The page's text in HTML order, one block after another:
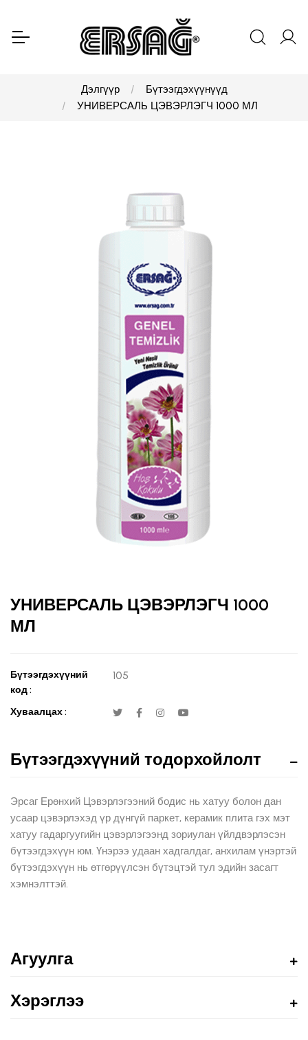
Дэлгүүр
Бүтээгдэхүүнүүд
УНИВЕРСАЛЬ ЦЭВЭРЛЭГЧ 1000 МЛ
УНИВЕРСАЛЬ ЦЭВЭРЛЭГЧ 1000
МЛ
Бүтээгдэхүүний
код :
105
Хуваалцах :
Бүтээгдэхүүний тодорхойлолт
Эрсаг Ерөнхий Цэвэрлэгээний бодис нь хатуу болон дан
усаар цэвэрлэхэд үр дүнгүй паркет, керамик плита гэх мэт
хатуу гадаргуугийн цэвэрлэгээнд зориулан үйлдвэрлэсэн
бүтээгдэхүүн юм. Үнэрээ удаан хадгалдаг, анхилам үнэртэй
бүтээгдэхүүн нь өтгөрүүлсэн бүтэцтэй тул эдийн засагт
хэмнэлттэй.
Агуулга
Хэрэглээ